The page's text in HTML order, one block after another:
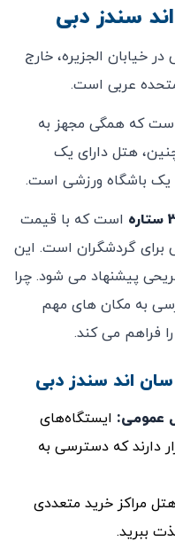
سندز دبی
خیابان الجزیره، خارج
متحده عربی است.
که همگی مجهز به
هتل دارای یک
یک باشگاه ورزشی است.
است که با قیمت
برای گردشگران است. این
پیشنهاد می شود. چرا
به مکان های مهم
فراهم می کند.
اند سندز دبی
عمومی: ایستگاه‌های
دارند که دسترسی به
مراکز خرید متعددی
ببرید.